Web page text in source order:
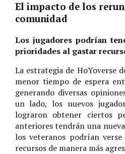
El impacto de los
comunidad
Los jugadores podrían
prioridades al gastar
La estrategia de HoYoverse
menor tiempo de espera
generando diversas
un lado, los nuevos
lograron obtener ciertos
anteriores tendrán una
los veteranos podrían
recursos de manera más